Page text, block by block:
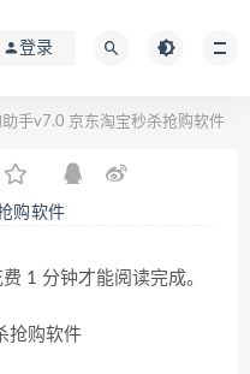
登录
助手v7.0 京东淘宝秒杀抢购软件
购软件
1 分钟才能阅读完成。
抢购软件